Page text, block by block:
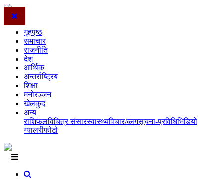
गृहपृष्ठ
समाचार
राजनीति
देश
आर्थिक
अन्तर्राष्ट्रिय
शिक्षा
मनोरञ्जन
खेलकुद
अन्य
राशिफलविचित्र संसारस्वास्थ्यविचार/ब्लगसूचना-प्रविधिभिडियो
ग्यालरीफोटो